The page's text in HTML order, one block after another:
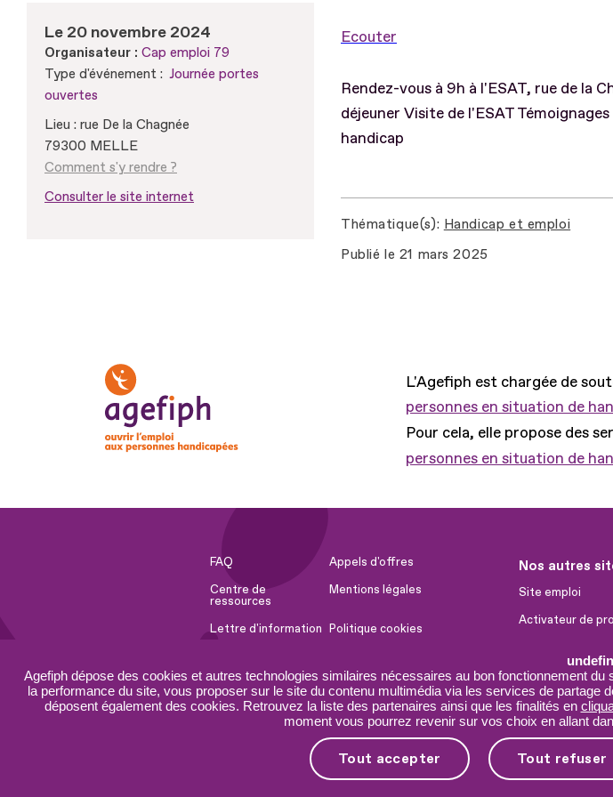
Agefiph dépose des cookies et autres technologies similaires nécessaires au bon fonctionnement
la performance du site, vous proposer sur le site du contenu multimédia via les services de
déposent également des cookies. Retrouvez la liste des partenaires ainsi que les finalités en
moment vous pourrez revenir sur vos choix en allant
Tout accepter Tout refuser
Le 20 novembre 2024
Organisateur : Cap emploi 79
Type d'événement : Journée portes
ouvertes
Lieu : rue De la Chagnée
79300 MELLE
Comment s'y rendre ?
Consulter le site internet
Ecouter
Rendez-vous à 9h à l'ESAT, rue de la
déjeuner Visite de l'ESAT
handicap
Thématique(s) Handicap et emploi
Publié le 21 mars 2025
L'Agefiph est chargée de
personnes en situation de
Pour cela, elle propose des
personnes en situation de
FAQ
Appels d'offres
Centre de
ressources
Mentions légales
Lettre d'information Politique cookies
Accessibilité :
partiellement
conforme
Plan du site
Nos autres
Site emploi
Activateur de
Innovation et
Université du
Service AppuiPro